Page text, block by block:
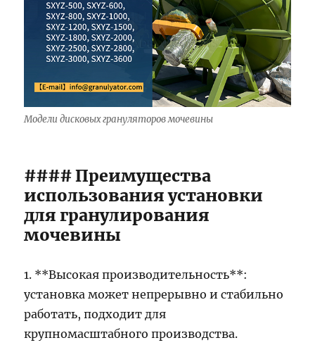
Модели дисковых грануляторов мочевины
#### Преимущества
использования установки
для гранулирования
мочевины
1. **Высокая производительность**:
установка может непрерывно и стабильно
работать, подходит для
крупномасштабного производства.